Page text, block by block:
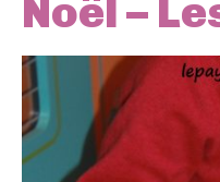
Noël –